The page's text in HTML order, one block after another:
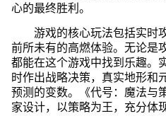
心的最终胜利。
游戏的核心玩法包括实时
前所未有的高燃体验。无论是
都能在这个游戏中找到乐趣。
时作出战略决策，真实地形和
预测的变数。《代号：魔法与
家设计，以策略为王，充分体